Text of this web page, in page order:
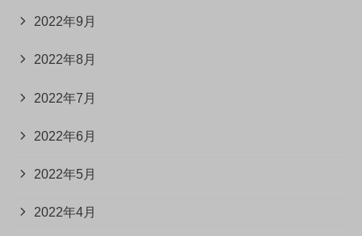
2022年9月
2022年8月
2022年7月
2022年6月
2022年5月
2022年4月